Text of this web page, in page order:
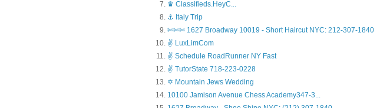
♛ Classifieds.HeyC...
⚓ Italy Trip
✄✄✄ 1627 Broadway 10019 - Short Haircut NYC: 212-307-1840
✌ LuxLimCom
✌ Schedule RoadRunner NY Fast
✌ TutorState 718-223-0228
✡ Mountain Jews Wedding
10100 Jamison Avenue Chess Academy347-3...